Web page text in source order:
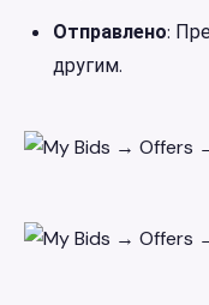
Отправлено:
другим.